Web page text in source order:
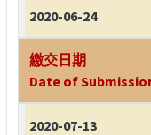
2020-06-24
繳交日期
Date of
2020-07-13